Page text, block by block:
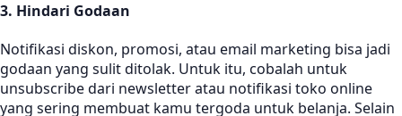
3. Hindari Godaan
Notifikasi diskon, promosi, atau email marketing bisa jadi
godaan yang sulit ditolak. Untuk itu, cobalah untuk
unsubscribe dari newsletter atau notifikasi toko online
yang sering membuat kamu tergoda untuk belanja. Selain